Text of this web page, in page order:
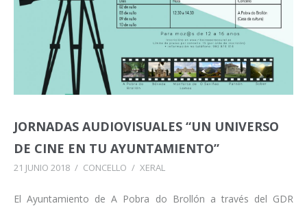
JORNADAS AUDIOVISUALES “UN UNIVERSO
DE CINE EN TU AYUNTAMIENTO”
21 JUNIO 2018 / CONCELLO / XERAL
El Ayuntamiento de A Pobra do Brollón a través del GDR